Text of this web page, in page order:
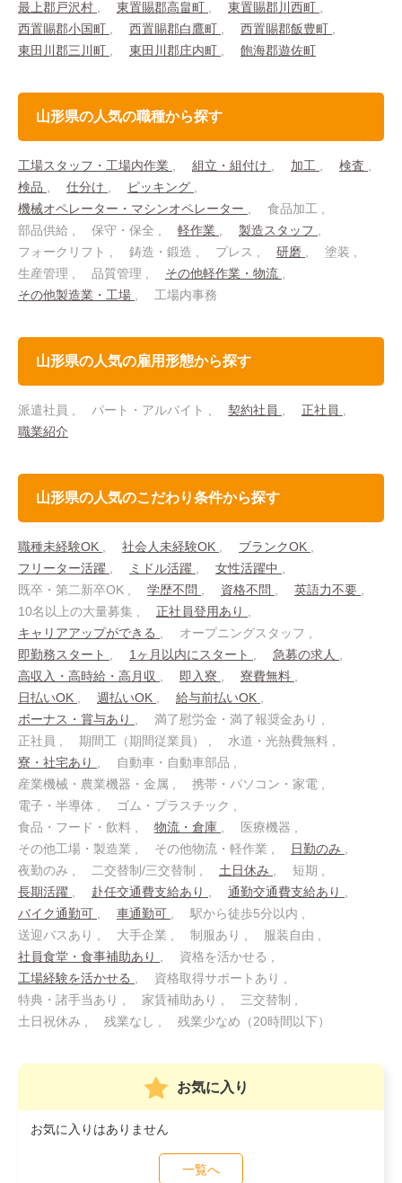
最上郡戸沢村
東置賜郡高畠町
東置賜郡川西町
西置賜郡小国町
西置賜郡白鷹町
西置賜郡飯豊町
東田川郡三川町
東田川郡庄内町 飽海郡遊佐町
山形県の人気の職種から探す
工場スタッフ・工場内作業 組立・組付け 加工
検査
検品
仕分け
ピッキング
機械オペレーター・マシンオペレーター
食品加工
部品供給
保守・保全 軽作業
製造スタッフ
フォークリフト
鋳造・鍛造 プレス 研磨
塗装
生産管理
品質管理
その他軽作業・物流
その他製造業・工場
工場内事務
山形県の人気の雇用形態から探す
派遣社員 パート・アルバイト 契約社員
正社員
職業紹介
山形県の人気のこだわり条件から探す
職種未経験OK 社会人未経験OK
ブランクOK
フリーター活躍
ミドル活躍
女性活躍中
既卒・第二新卒OK
学歴不問 資格不問
英語力不要
10名以上の大量募集
正社員登用あり
キャリアアップができる
オープニングスタッフ
即勤務スタート
1ヶ月以内にスタート
急募の求人
高収入・高時給・高月収
即入寮
寮費無料
日払いOK
週払いOK
給与前払いOK
ボーナス・賞与あり
満了慰労金・満了報奨金あり
正社員
期間工（期間従業員）
水道・光熱費無料
寮・社宅あり
自動車・自動車部品
産業機械・農業機器・金属
携帯・パソコン・家電
電子・半導体
ゴム・プラスチック
食品・フード・飲料
物流・倉庫
医療機器
その他工場・製造業
その他物流・軽作業
日勤のみ
夜勤のみ
二交替制/三交替制 土日休み
短期
長期活躍
赴任交通費支給あり
通勤交通費支給あり
バイク通勤可
車通勤可
駅から徒歩5分以内
送迎バスあり
大手企業 制服あり
服装自由
社員食堂・食事補助あり
資格を活かせる
工場経験を活かせる
資格取得サポートあり
特典・諸手当あり
家賃補助あり
三交替制
土日祝休み
残業なし 残業少なめ（20時間以下）
お気に入り
お気に入りはありません
一覧へ